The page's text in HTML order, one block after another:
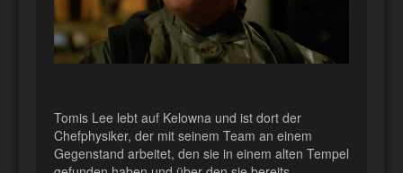
Tomis Lee lebt auf Kelowna und ist dort der
Chefphysiker, der mit seinem Team an einem
Gegenstand arbeitet, den sie in einem alten Tempel